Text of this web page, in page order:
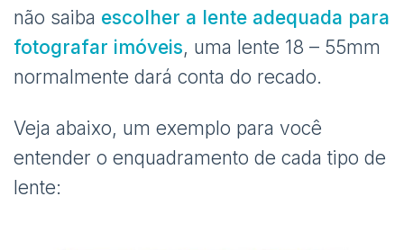
não saiba escolher a lente adequada para
fotografar imóveis, uma lente 18 – 55mm
normalmente dará conta do recado.
Veja abaixo, um exemplo para você
entender o enquadramento de cada tipo de
lente: